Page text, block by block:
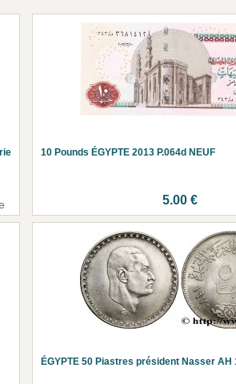
10 Pounds ÉGYPTE 2013 P.064d NEUF
5.00 €
ÉGYPTE 50 Piastres président Nasser AH